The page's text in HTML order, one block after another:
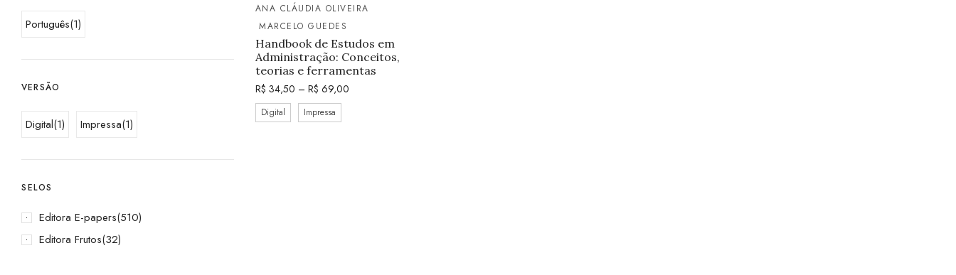
Português(1)
VERSÃO
Digital(1) Impressa(1)
SELOS
Editora E-papers(510)
Editora Frutos(32)
ANA CLÁUDIA OLIVEIRA
MARCELO GUEDES
Handbook de Estudos em
Administração: Conceitos,
teorias e ferramentas
R$ 34,50 – R$ 69,00
Digital Impressa